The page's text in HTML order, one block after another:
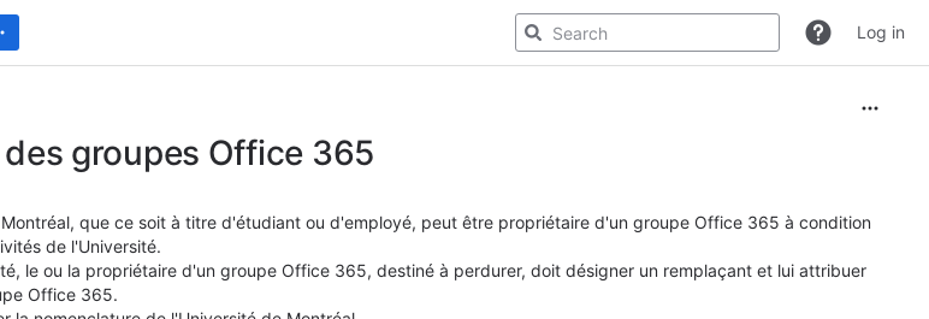
Log in
groupes Office 365
que ce soit à titre d'étudiant ou d'employé, peut être propriétaire d'un groupe Office 365 à condition
de l'Université.
le ou la propriétaire d'un groupe Office 365, destiné à perdurer, doit désigner un remplaçant et lui attribuer
Office 365.